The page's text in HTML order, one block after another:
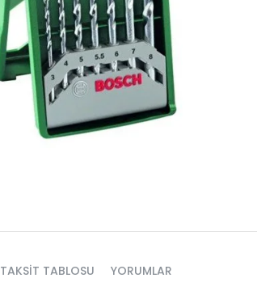
TAKSIT TABLOSU YORUMLAR